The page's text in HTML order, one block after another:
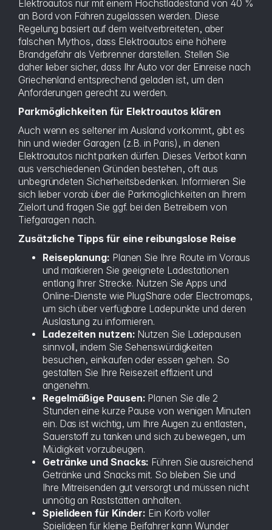
Elektroautos nur mit einem Höchstladestand von 40 %
an Bord von Fähren zugelassen werden. Diese
Regelung basiert auf dem weitverbreiteten, aber
falschen Mythos, dass Elektroautos eine höhere
Brandgefahr als Verbrenner darstellen. Stellen Sie
daher lieber sicher, dass Ihr Auto vor der Einreise nach
Griechenland entsprechend geladen ist, um den
Anforderungen gerecht zu werden.
Parkmöglichkeiten für Elektroautos klären
Auch wenn es seltener im Ausland vorkommt, gibt es
hin und wieder Garagen (z.B. in Paris), in denen
Elektroautos nicht parken dürfen. Dieses Verbot kann
aus verschiedenen Gründen bestehen, oft aus
unbegründeten Sicherheitsbedenken. Informieren Sie
sich lieber vorab über die Parkmöglichkeiten an Ihrem
Zielort und fragen Sie ggf. bei den Betreibern von
Tiefgaragen nach.
Zusätzliche Tipps für eine reibungslose Reise
Reiseplanung: Planen Sie Ihre Route im Voraus
und markieren Sie geeignete Ladestationen
entlang Ihrer Strecke. Nutzen Sie Apps und
Online-Dienste wie PlugShare oder Electromaps,
um sich über verfügbare Ladepunkte und deren
Auslastung zu informieren.
Ladezeiten nutzen: Nutzen Sie Ladepausen
sinnvoll, indem Sie Sehenswürdigkeiten
besuchen, einkaufen oder essen gehen. So
gestalten Sie Ihre Reisezeit effizient und
angenehm.
Regelmäßige Pausen: Planen Sie alle 2
Stunden eine kurze Pause von wenigen Minuten
ein. Das ist wichtig, um Ihre Augen zu entlasten,
Sauerstoff zu tanken und sich zu bewegen, um
Müdigkeit vorzubeugen.
Getränke und Snacks: Führen Sie ausreichend
Getränke und Snacks mit. So bleiben Sie und
Ihre Mitreisenden gut versorgt und müssen nicht
unnötig an Raststätten anhalten.
Spielideen für Kinder: Ein Korb voller
Spielideen für kleine Beifahrer kann Wunder